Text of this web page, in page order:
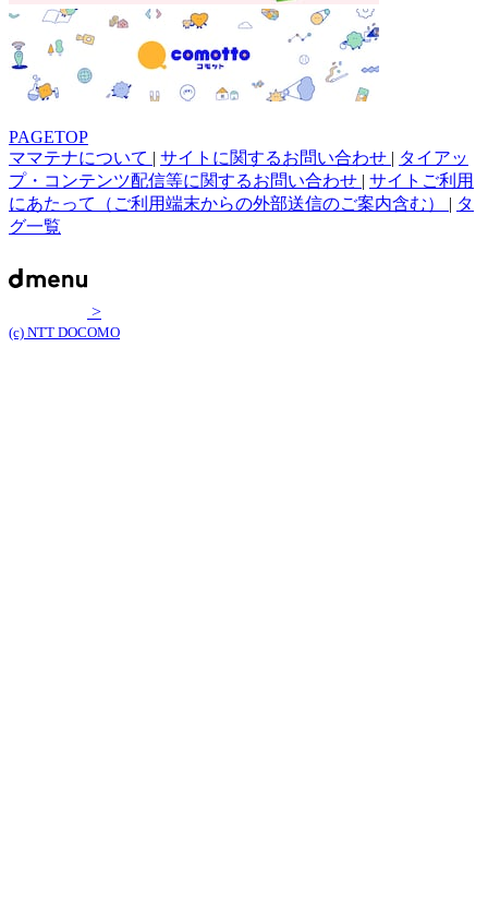
PAGETOP
ママテナについて | サイトに関するお問い合わせ | タイアッ
プ・コンテンツ配信等に関するお問い合わせ | サイトご利用
にあたって（ご利用端末からの外部送信のご案内含む） | タ
グ一覧
>
(c) NTT DOCOMO